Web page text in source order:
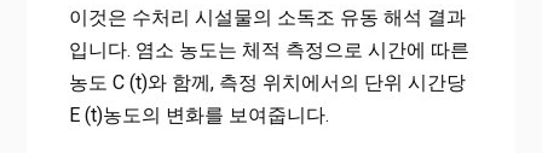
이것은 수처리 시설물의 소독조 유동 해석 결과
입니다. 염소 농도는 체적 측정으로 시간에 따른
농도 C (t)와 함께, 측정 위치에서의 단위 시간당
E (t)농도의 변화를 보여줍니다.